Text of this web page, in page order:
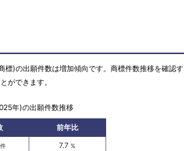
)の出願件数は増加傾向です。商標件数推移を確認
ができます。
年)の出願件数推移
前年比
件 7.7 %